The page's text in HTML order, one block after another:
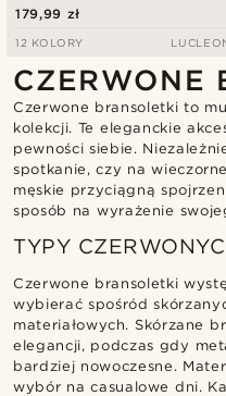
179,99 zł
12 KOLORY
CZERWONE
Czerwone bransoletki to
kolekcji. Te eleganckie
pewności siebie.
spotkanie, czy na
męskie przyciągną
sposób na wyrażenie
TYPY
Czerwone bransoletki
wybierać spośród
materiałowych. Skórzane
elegancji, podczas gdy
bardziej nowoczesne.
wybór na casualowe dni.